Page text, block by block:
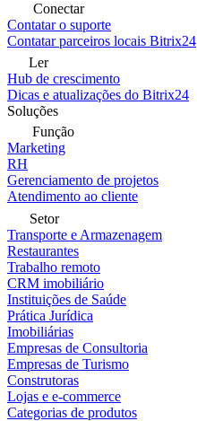
Conectar
Contatar o suporte
Contatar parceiros locais Bitrix24
Ler
Hub de crescimento
Dicas e atualizações do Bitrix24
Soluções
Função
Marketing
RH
Gerenciamento de projetos
Atendimento ao cliente
Setor
Transporte e Armazenagem
Restaurantes
Trabalho remoto
CRM imobiliário
Instituições de Saúde
Prática Jurídica
Imobiliárias
Empresas de Consultoria
Empresas de Turismo
Construtoras
Lojas e e-commerce
Categorias de produtos